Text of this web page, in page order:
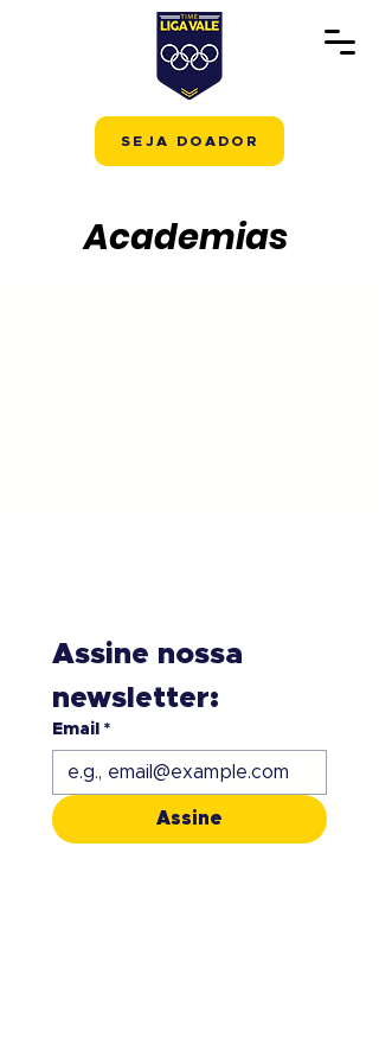
SEJA DOADOR
Academias
Assine nossa
newsletter:
Email *
Assine